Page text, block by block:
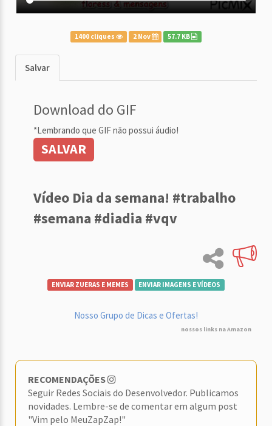
1400 cliques 2 Nov 57.7 KB
Salvar
Download do GIF
*Lembrando que GIF não possui áudio!
SALVAR
Vídeo Dia da semana! #trabalho
#semana #diadia #vqv
ENVIAR ZUERAS E MEMES ENVIAR IMAGENS E VÍDEOS
Nosso Grupo de Dicas e Ofertas!
nossos links na Amazon
RECOMENDAÇÕES
Seguir Redes Sociais do Desenvolvedor. Publicamos
novidades. Lembre-se de comentar em algum post
"Vim pelo MeuZapZap!"